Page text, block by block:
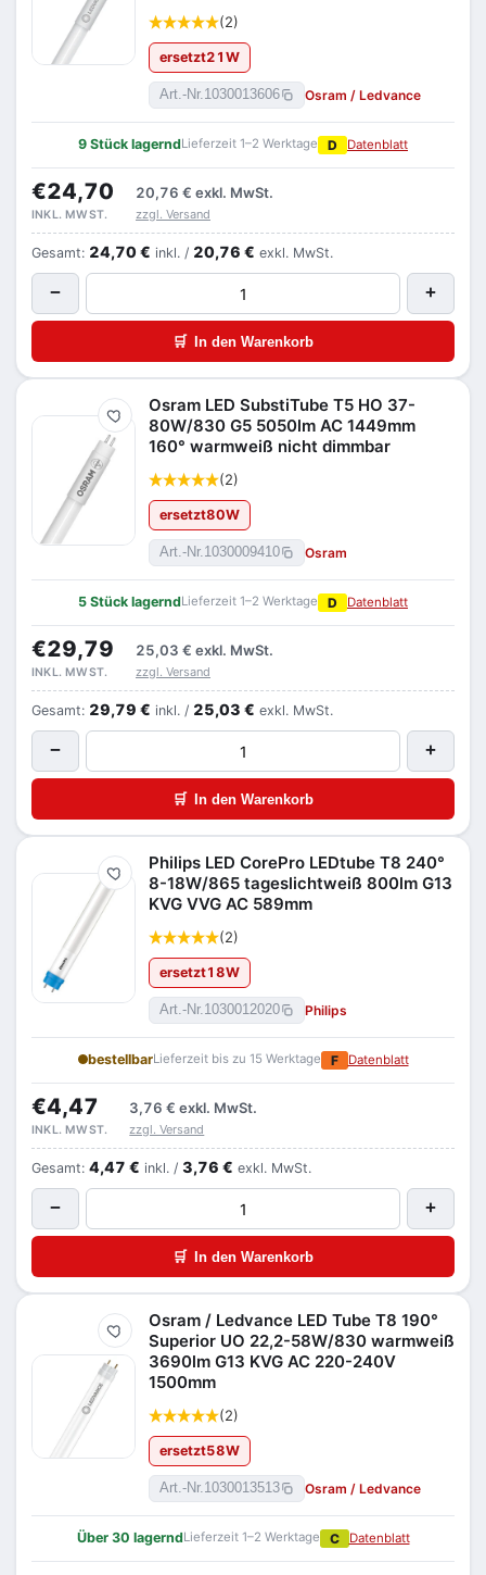
(2)
ersetzt21 W
Art.-Nr.1030013606 Osram / Ledvance
9 Stück lagerndLieferzeit 1–2 Werktage D Datenblatt
€24,70 20,76 € exkl. MwSt.
INKL. MWST. zzgl. Versand
Gesamt: 24,70 € inkl. / 20,76 € exkl. MwSt.
− +
🛒 In den Warenkorb
Merken
Osram LED SubstiTube T5 HO 37-
80W/830 G5 5050lm AC 1449mm
160° warmweiß nicht dimmbar
(2)
ersetzt80W
Art.-Nr.1030009410 Osram
5 Stück lagerndLieferzeit 1–2 Werktage D Datenblatt
€29,79 25,03 € exkl. MwSt.
INKL. MWST. zzgl. Versand
Gesamt: 29,79 € inkl. / 25,03 € exkl. MwSt.
− +
🛒 In den Warenkorb
Merken
Philips LED CorePro LEDtube T8 240°
8-18W/865 tageslichtweiß 800lm G13
KVG VVG AC 589mm
(2)
ersetzt18W
Art.-Nr.1030012020 Philips
bestellbarLieferzeit bis zu 15 Werktage F Datenblatt
€4,47 3,76 € exkl. MwSt.
INKL. MWST. zzgl. Versand
Gesamt: 4,47 € inkl. / 3,76 € exkl. MwSt.
− +
🛒 In den Warenkorb
Merken
Osram / Ledvance LED Tube T8 190°
Superior UO 22,2-58W/830 warmweiß
3690lm G13 KVG AC 220-240V
1500mm
(2)
ersetzt58W
Art.-Nr.1030013513 Osram / Ledvance
Über 30 lagerndLieferzeit 1–2 Werktage C Datenblatt